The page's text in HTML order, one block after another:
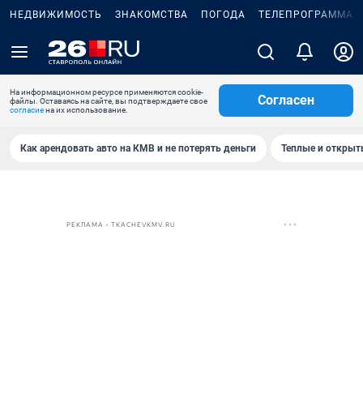
НЕДВИЖИМОСТЬ ЗНАКОМСТВА ПОГОДА ТЕЛЕПРОГРАММА
На информационном ресурсе применяются cookie-
файлы. Оставаясь на сайте, вы подтверждаете свое
согласиена их использование.
Согласен
Как арендовать авто на КМВ и не потерять деньги Теплые и
РЕКЛАМА • TKACHEVKMV.RU